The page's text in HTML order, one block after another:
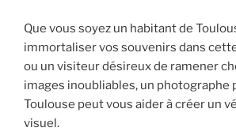
Que vous soyez un habitant de
immortaliser vos souvenirs dans
ou un visiteur désireux de ramener
images inoubliables, un photographe
Toulouse peut vous aider à créer un
visuel.